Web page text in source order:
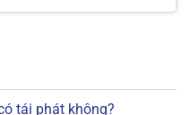
tái phát không?